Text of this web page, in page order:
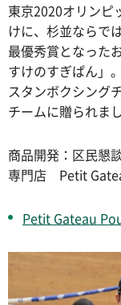
東京2020オリンピ
けに、杉並ならで
最優秀賞となった
すけのすぎぱん」
スタンボクシング
チームに贈られまし
商品開発：区民懇
専門店 Petit
Petit Gateau